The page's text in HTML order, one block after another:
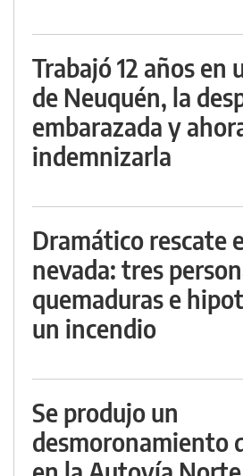
Trabajó 12 años en
de Neuquén, la
embarazada y
indemnizarla
Dramático rescate
nevada: tres
quemaduras e
un incendio
Se produjo un
desmoronamiento